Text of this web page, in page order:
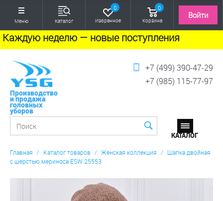
Меню Каталог
0
Избранное
0
Корзина
Войти
Каждую неделю — новые поступления
Производство
и продажа
головных
уборов
+7 (499) 390-47-29
+7 (985) 115-77-97
Главная / Каталог товаров / Женская коллекция / Шапка двойная
с шерстью мериноса ESW 25553